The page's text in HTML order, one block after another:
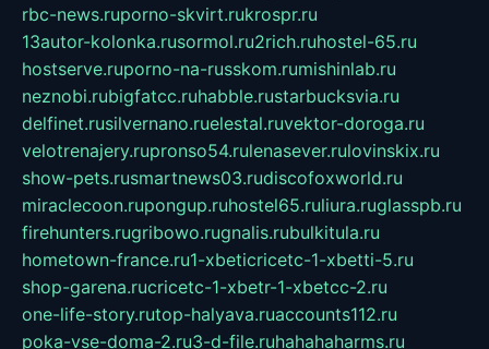
rbc-news.ruporno-skvirt.rukrospr.ru
13autor-kolonka.rusormol.ru2rich.ruhostel-65.ru
hostserve.ruporno-na-russkom.rumishinlab.ru
neznobi.rubigfatcc.ruhabble.rustarbucksvia.ru
delfinet.rusilvernano.ruelestal.ruvektor-doroga.ru
velotrenajery.rupronso54.rulenasever.rulovinskix.ru
show-pets.rusmartnews03.rudiscofoxworld.ru
miraclecoon.rupongup.ruhostel65.ruliura.ruglasspb.ru
firehunters.rugribowo.rugnalis.rubulkitula.ru
hometown-france.ru1-xbeticricetc-1-xbetti-5.ru
shop-garena.rucricetc-1-xbetr-1-xbetcc-2.ru
one-life-story.rutop-halyava.ruaccounts112.ru
poka-vse-doma-2.ru3-d-file.ruhahahaharms.ru